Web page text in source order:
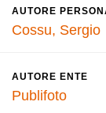
AUTORE
Cossu, Sergio
AUTORE ENTE
Publifoto